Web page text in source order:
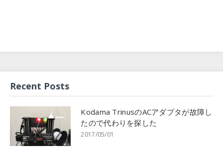
Recent Posts
Kodama TrinusのACアダプタが故障し
たので代わりを探した
2017/05/01